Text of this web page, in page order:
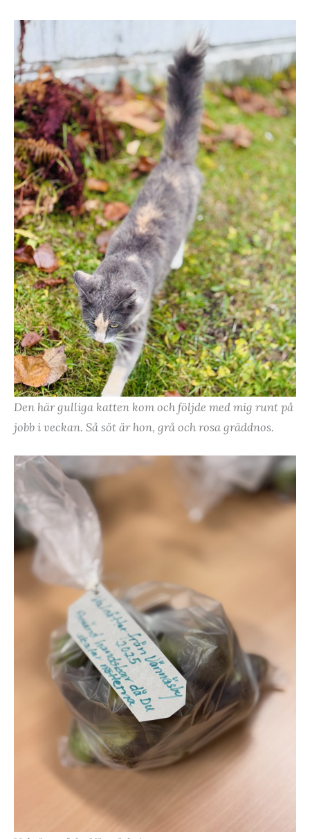
Den här gulliga katten kom och följde med mig runt på
jobb i veckan. Så söt är hon, grå och rosa gräddnos.